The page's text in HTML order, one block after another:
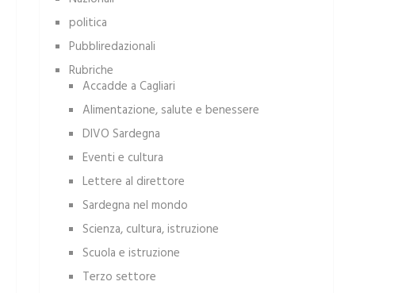
politica
Pubbliredazionali
Rubriche
Accadde a Cagliari
Alimentazione, salute e benessere
DIVO Sardegna
Eventi e cultura
Lettere al direttore
Sardegna nel mondo
Scienza, cultura, istruzione
Scuola e istruzione
Terzo settore